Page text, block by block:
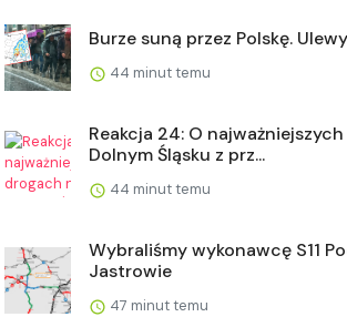
Burze suną przez Polskę.
44 minut temu
Reakcja 24: O
Dolnym Śląsku z prz...
44 minut temu
Wybraliśmy wykonawcę S11
Jastrowie
47 minut temu